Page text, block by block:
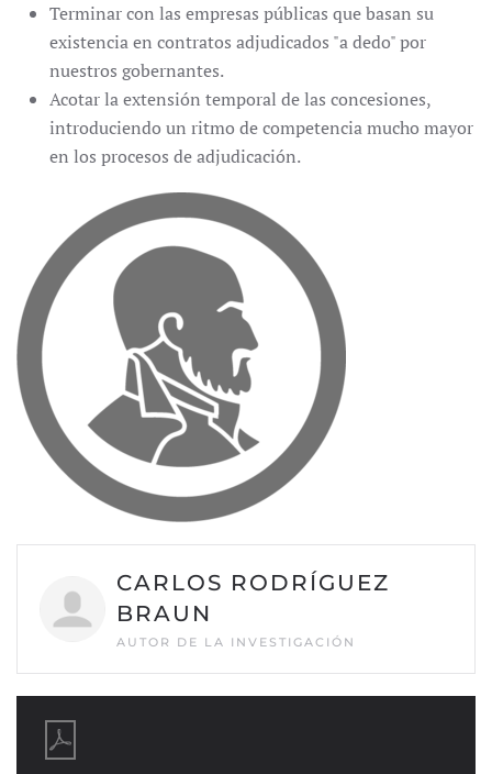
Terminar con las empresas públicas que basan su
existencia en contratos adjudicados "a dedo" por
nuestros gobernantes.
Acotar la extensión temporal de las concesiones,
introduciendo un ritmo de competencia mucho mayor
en los procesos de adjudicación.
CARLOS RODRÍGUEZ
BRAUN
AUTOR DE LA INVESTIGACIÓN